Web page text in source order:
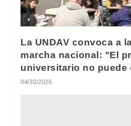
La UNDAV convoca a
marcha nacional: "El
universitario no puede
04/30/2026